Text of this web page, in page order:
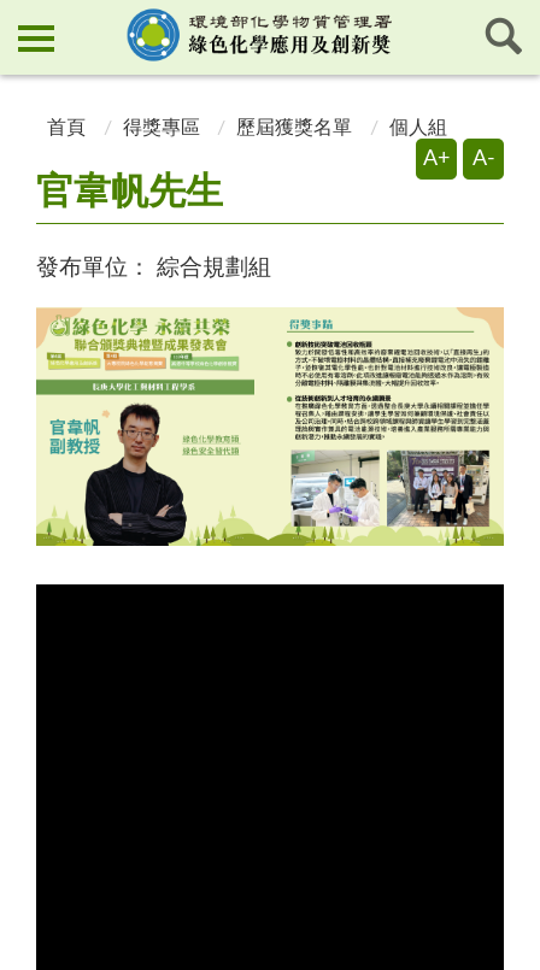
首頁 得獎專區 歷屆獲獎名單 個人組
A+ A-
官韋帆先生
發布單位： 綜合規劃組
長庚大學官韋帆副教授事蹟介紹
得獎人：官韋帆副教授，長庚大學化工與材料